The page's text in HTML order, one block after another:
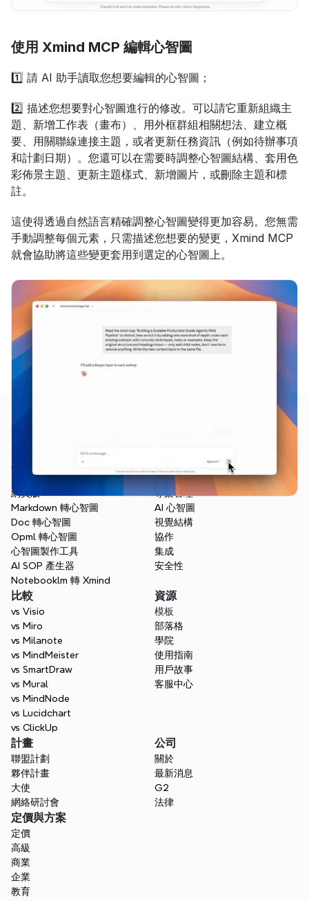
使用 Xmind MCP 編輯心智圖
1️⃣ 請 AI 助手讀取您想要編輯的心智圖；
2️⃣ 描述您想要對心智圖進行的修改。可以請它重新組織主
題、新增工作表（畫布）、用外框群組相關想法、建立概
要、用關聯線連接主題，或者更新任務資訊（例如待辦事項
和計劃日期）。您還可以在需要時調整心智圖結構、套用色
彩佈景主題、更新主題樣式、新增圖片，或刪除主題和標
註。
這使得透過自然語言精確調整心智圖變得更加容易。您無需
手動調整每個元素，只需描述您想要的變更，Xmind MCP
就會協助將這些變更套用到選定的心智圖上。
應用程式
網頁版
Markdown 轉心智圖
Doc 轉心智圖
Opml 轉心智圖
心智圖製作工具
AI SOP 產生器
Notebooklm 轉 Xmind
概覽
AI 心智圖
視覺結構
協作
集成
安全性
比較
vs Visio
vs Miro
vs Milanote
vs MindMeister
vs SmartDraw
vs Mural
vs MindNode
vs Lucidchart
vs ClickUp
資源
模板
部落格
學院
使用指南
用戶故事
客服中心
計畫
聯盟計劃
夥伴計畫
大使
網絡研討會
公司
關於
最新消息
G2
法律
定價與方案
定價
高級
商業
企業
教育